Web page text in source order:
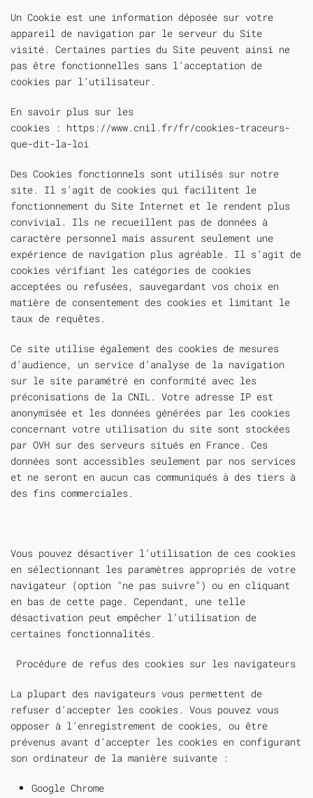
Un Cookie est une information déposée sur votre
appareil de navigation par le serveur du Site
visité. Certaines parties du Site peuvent ainsi ne
pas être fonctionnelles sans l’acceptation de
cookies par l’utilisateur.
En savoir plus sur les
cookies : https://www.cnil.fr/fr/cookies-traceurs-
que-dit-la-loi
Des Cookies fonctionnels sont utilisés sur notre
site. Il s’agit de cookies qui facilitent le
fonctionnement du Site Internet et le rendent plus
convivial. Ils ne recueillent pas de données à
caractère personnel mais assurent seulement une
expérience de navigation plus agréable. Il s’agit de
cookies vérifiant les catégories de cookies
acceptées ou refusées, sauvegardant vos choix en
matière de consentement des cookies et limitant le
taux de requêtes.
Ce site utilise également des cookies de mesures
d’audience, un service d’analyse de la navigation
sur le site paramétré en conformité avec les
préconisations de la CNIL. Votre adresse IP est
anonymisée et les données générées par les cookies
concernant votre utilisation du site sont stockées
par OVH sur des serveurs situés en France. Ces
données sont accessibles seulement par nos services
et ne seront en aucun cas communiqués à des tiers à
des fins commerciales.
Vous pouvez désactiver l’utilisation de ces cookies
en sélectionnant les paramètres appropriés de votre
navigateur (option "ne pas suivre") ou en cliquant
en bas de cette page. Cependant, une telle
désactivation peut empêcher l’utilisation de
certaines fonctionnalités.
Procédure de refus des cookies sur les navigateurs
La plupart des navigateurs vous permettent de
refuser d’accepter les cookies. Vous pouvez vous
opposer à l’enregistrement de cookies, ou être
prévenus avant d’accepter les cookies en configurant
son ordinateur de la manière suivante :
Google Chrome